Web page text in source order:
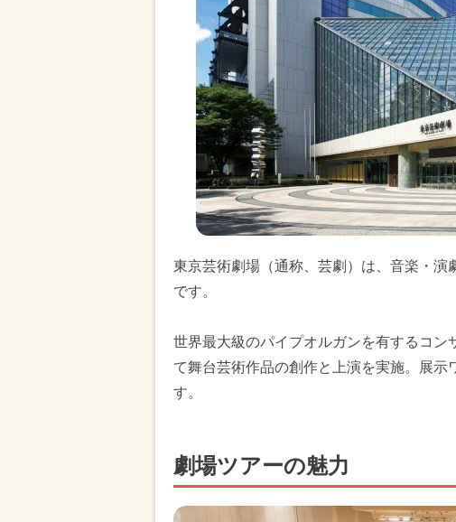
東京芸術劇場（通称、芸劇）は、音楽・
です。
世界最大級のパイプオルガンを有するコ
て舞台芸術作品の創作と上演を実施。展示
す。
劇場ツアーの魅力